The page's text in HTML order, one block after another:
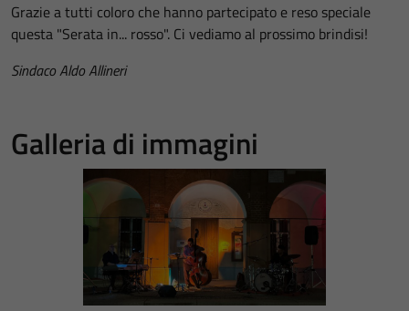
Grazie a tutti coloro che hanno partecipato e reso speciale
questa "Serata in... rosso". Ci vediamo al prossimo brindisi!
Sindaco Aldo Allineri
Galleria di immagini